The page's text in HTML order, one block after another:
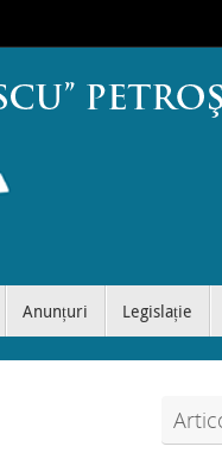
Anunțuri Legislație